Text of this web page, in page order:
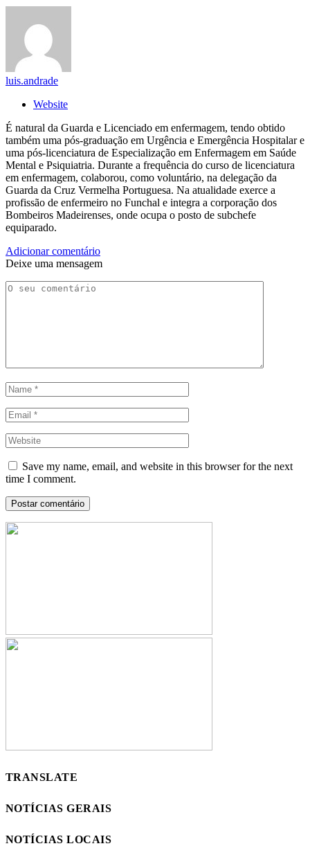
luis.andrade
Website
É natural da Guarda e Licenciado em enfermagem, tendo obtido
também uma pós-graduação em Urgência e Emergência Hospitalar e
uma pós-licenciatura de Especialização em Enfermagem em Saúde
Mental e Psiquiatria. Durante a frequência do curso de licenciatura
em enfermagem, colaborou, como voluntário, na delegação da
Guarda da Cruz Vermelha Portuguesa. Na atualidade exerce a
profissão de enfermeiro no Funchal e integra a corporação dos
Bombeiros Madeirenses, onde ocupa o posto de subchefe
equiparado.
Adicionar comentário
Deixe uma mensagem
Save my name, email, and website in this browser for the next
time I comment.
TRANSLATE
NOTÍCIAS GERAIS
NOTÍCIAS LOCAIS